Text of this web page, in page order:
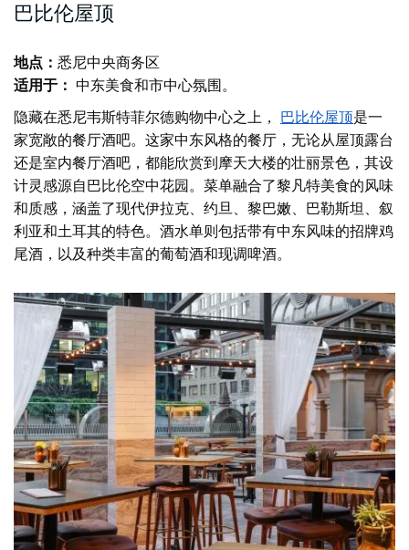
巴比伦屋顶
地点： 悉尼中央商务区
适用于： 中东美食和市中心氛围。
隐藏在悉尼韦斯特菲尔德购物中心之上， 巴比伦屋顶是一
家宽敞的餐厅酒吧。这家中东风格的餐厅，无论从屋顶露台
还是室内餐厅酒吧，都能欣赏到摩天大楼的壮丽景色，其设
计灵感源自巴比伦空中花园。菜单融合了黎凡特美食的风味
和质感，涵盖了现代伊拉克、约旦、黎巴嫩、巴勒斯坦、叙
利亚和土耳其的特色。酒水单则包括带有中东风味的招牌鸡
尾酒，以及种类丰富的葡萄酒和现调啤酒。